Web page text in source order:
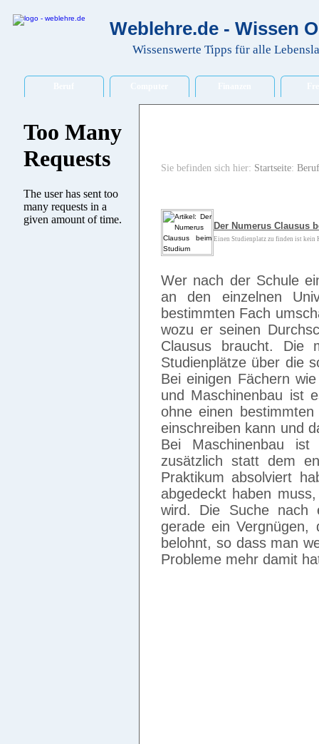
Weblehre.de - Wissen
Wissenswerte Tipps für alle
Sie befinden sich hier: Startseite: Beruf
Der Numerus Clausus
Einen Studienplatz zu finden ist kein
Wer nach der Schule
an den einzelnen
bestimmten Fach
wozu er seinen
Clausus braucht. Die
Studienplätze über die
Bei einigen Fächern
und Maschinenbau ist
ohne einen
einschreiben kann und
Bei Maschinenbau
zusätzlich statt dem
Praktikum absolviert
abgedeckt haben
wird. Die Suche nach
gerade ein
belohnt, so dass man
Probleme mehr damit